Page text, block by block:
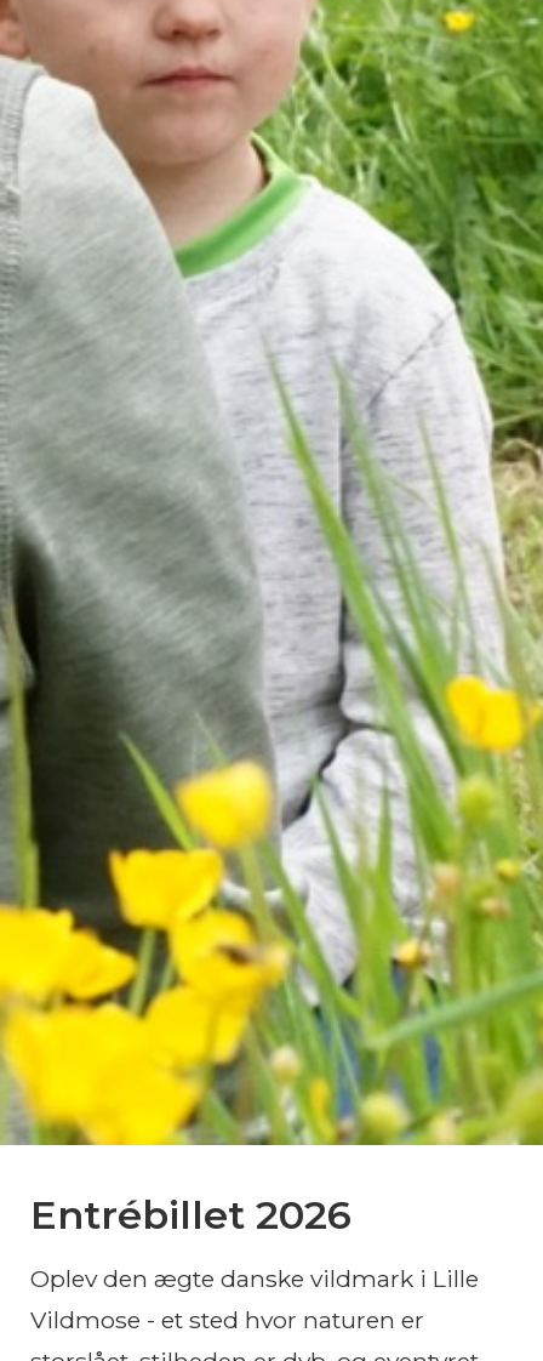
Entrébillet 2026
Oplev den ægte danske vildmark i Lille
Vildmose - et sted hvor naturen er